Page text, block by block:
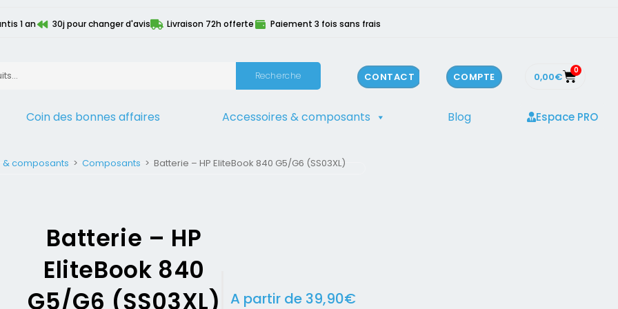
1 an 30j pour changer d'avis Livraison 72h offerte Paiement 3 fois sans frais
Recherche CONTACT COMPTE 0,00€ 0
Coin des bonnes affaires Accessoires & composants Blog Espace PRO
composants > Composants > Batterie – HP EliteBook 840 G5/G6 (SS03XL)
Batterie – HP
EliteBook 840
G5/G6 (SS03XL)
A partir de 39,90€